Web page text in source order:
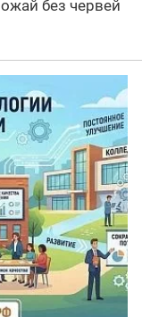
без червей